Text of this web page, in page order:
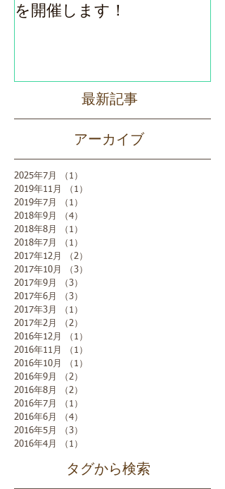
を開催します！
最新記事
アーカイブ
2025年7月 （1）
2019年11月
（1）
2019年7月
（1）
2018年9月
（4）
2018年8月
（1）
2018年7月
（1）
2017年12月
（2）
2017年10月
（3）
2017年9月
（3）
2017年6月
（3）
2017年3月
（1）
2017年2月
（2）
2016年12月
（1）
2016年11月
（1）
2016年10月
（1）
2016年9月
（2）
2016年8月
（2）
2016年7月
（1）
2016年6月
（4）
2016年5月
（3）
2016年4月
（1）
タグから検索